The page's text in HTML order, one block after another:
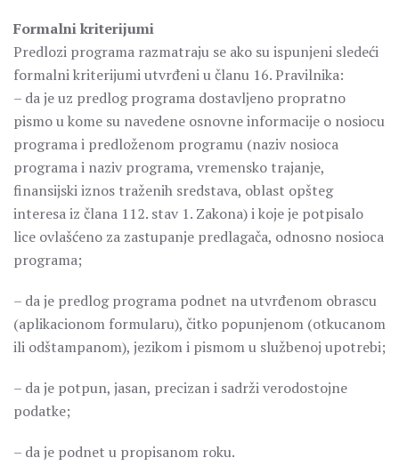
Formalni kriterijumi
Predlozi programa razmatraju se ako su ispunjeni sledeći
formalni kriterijumi utvrđeni u članu 16. Pravilnika:
– da je uz predlog programa dostavljeno propratno
pismo u kome su navedene osnovne informacije o nosiocu
programa i predloženom programu (naziv nosioca
programa i naziv programa, vremensko trajanje,
finansijski iznos traženih sredstava, oblast opšteg
interesa iz člana 112. stav 1. Zakona) i koje je potpisalo
lice ovlašćeno za zastupanje predlagača, odnosno nosioca
programa;
– da je predlog programa podnet na utvrđenom obrascu
(aplikacionom formularu), čitko popunjenom (otkucanom
ili odštampanom), jezikom i pismom u službenoj upotrebi;
– da je potpun, jasan, precizan i sadrži verodostojne
podatke;
– da je podnet u propisanom roku.